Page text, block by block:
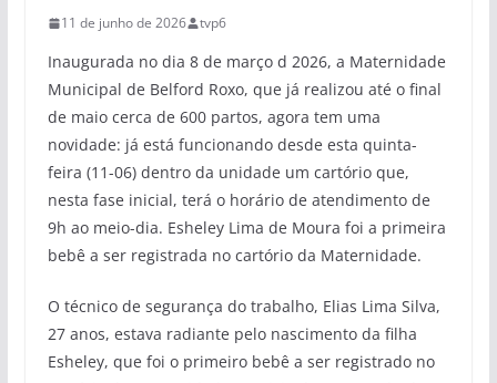
11 de junho de 2026 tvp6
Inaugurada no dia 8 de março d 2026, a Maternidade
Municipal de Belford Roxo, que já realizou até o final
de maio cerca de 600 partos, agora tem uma
novidade: já está funcionando desde esta quinta-
feira (11-06) dentro da unidade um cartório que,
nesta fase inicial, terá o horário de atendimento de
9h ao meio-dia. Esheley Lima de Moura foi a primeira
bebê a ser registrada no cartório da Maternidade.
O técnico de segurança do trabalho, Elias Lima Silva,
27 anos, estava radiante pelo nascimento da filha
Esheley, que foi o primeiro bebê a ser registrado no